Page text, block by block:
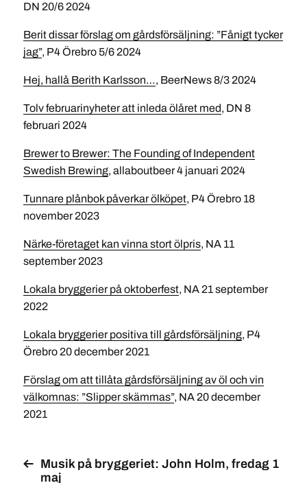
DN 20/6 2024
Berit dissar förslag om gårdsförsäljning: ”Fånigt tycker
jag”, P4 Örebro 5/6 2024
Hej, hallå Berith Karlsson…, BeerNews 8/3 2024
Tolv februarinyheter att inleda ölåret med, DN 8
februari 2024
Brewer to Brewer: The Founding of Independent
Swedish Brewing, allaboutbeer 4 januari 2024
Tunnare plånbok påverkar ölköpet, P4 Örebro 18
november 2023
Närke-företaget kan vinna stort ölpris, NA 11
september 2023
Lokala bryggerier på oktoberfest, NA 21 september
2022
Lokala bryggerier positiva till gårdsförsäljning, P4
Örebro 20 december 2021
Förslag om att tillåta gårdsförsäljning av öl och vin
välkomnas: ”Slipper skämmas”, NA 20 december
2021
Musik på bryggeriet: John Holm, fredag 1
maj